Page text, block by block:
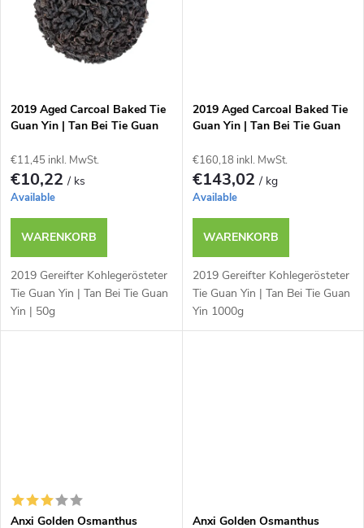
g
t
e
2019 Aged Carcoal Baked Tie
Guan Yin | Tan Bei Tie Guan
€11,45 inkl. MwSt.
€10,22/ ks
Available
WARENKORB
2019 Gereifter Kohlegerösteter
Tie Guan Yin | Tan Bei Tie Guan
Yin | 50g
2019 Aged Carcoal Baked Tie
Guan Yin | Tan Bei Tie Guan
€160,18 inkl. MwSt.
€143,02/ kg
Available
WARENKORB
2019 Gereifter Kohlegerösteter
Tie Guan Yin | Tan Bei Tie Guan
Yin 1000g
Anxi Golden Osmanthus
Anxi Golden Osmanthus